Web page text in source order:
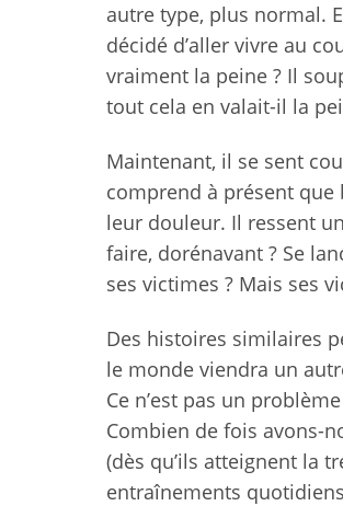
autre type, plus normal.
décidé d’aller vivre au
vraiment la peine ? Il
tout cela en valait-il la
Maintenant, il se sent
comprend à présent que
leur douleur. Il ressent
faire, dorénavant ? Se
ses victimes ? Mais ses
Des histoires similaires
le monde viendra un
Ce n’est pas un
Combien de fois avons-
(dès qu’ils atteignent la
entraînements